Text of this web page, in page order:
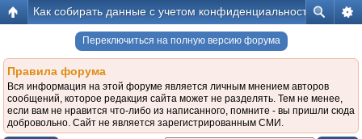
Как собирать данные с учетом конфиденциальности
Переключиться на полную версию форума
Правила форума
Вся информация на этой форуме является личным мнением авторов
сообщений, которое редакция сайта может не разделять. Тем не менее,
если вам не нравится что-либо из написанного, помните - вы пришли сюда
добровольно. Сайт не является зарегистрированным СМИ.